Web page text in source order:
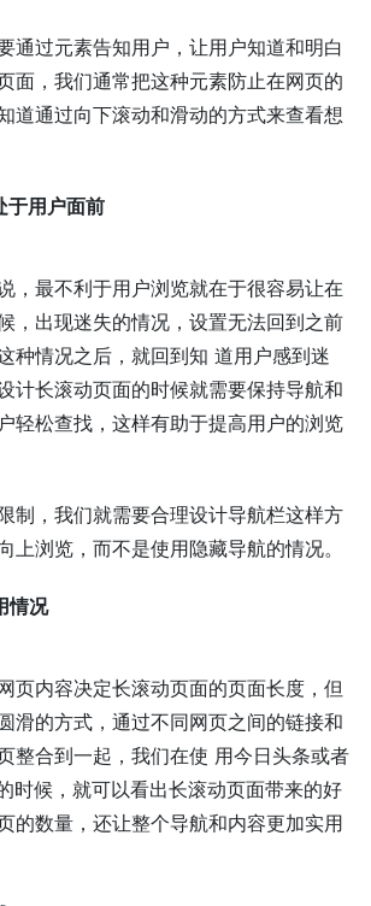
通过元素告知用户，让用户知道和明白
面，我们通常把这种元素防止在网页的
道通过向下滚动和滑动的方式来查看想
于用户面前
，最不利于用户浏览就在于很容易让在
，出现迷失的情况，设置无法回到之前
种情况之后，就回到知 道用户感到迷
计长滚动页面的时候就需要保持导航和
轻松查找，这样有助于提高用户的浏览
制，我们就需要合理设计导航栏这样方
上浏览，而不是使用隐藏导航的情况。
情况
页内容决定长滚动页面的页面长度，但
滑的方式，通过不同网页之间的链接和
整合到一起，我们在使 用今日头条或者
时候，就可以看出长滚动页面带来的好
的数量，还让整个导航和内容更加实用